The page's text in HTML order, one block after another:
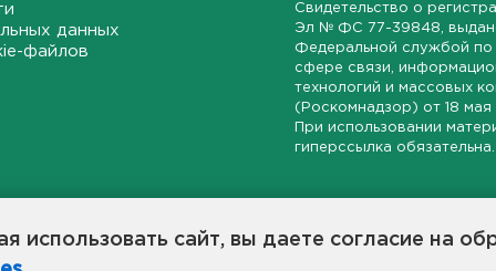
использовать сайт, вы даете согласие на
данных
файлов
Свидетельство о
Эл № ФС 77-39848 ,
Федеральной службой по
сфере связи,
технологий и массовых
(Роскомнадзор) от 18 мая
При использовании
гиперссылка обязательна.
области, экономической и инвестиционной активности в
станет популярной и конструктивной площадкой